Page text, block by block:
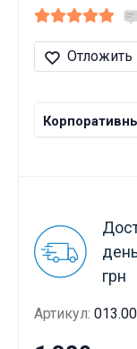
Отложить
грн
Артикул: